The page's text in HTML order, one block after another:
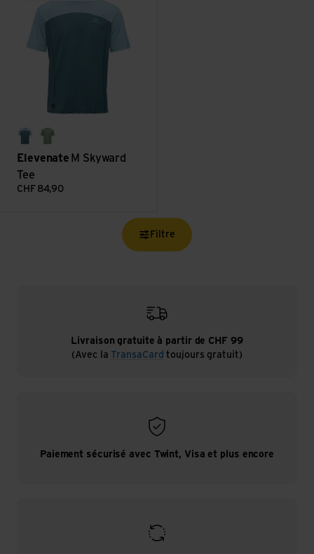
indian blue
sea green
Elevenate M Skyward
Tee
CHF 84,90
Filtre
Livraison gratuite à partir de CHF 99
(Avec la TransaCard toujours gratuit)
Paiement sécurisé avec Twint, Visa et plus encore